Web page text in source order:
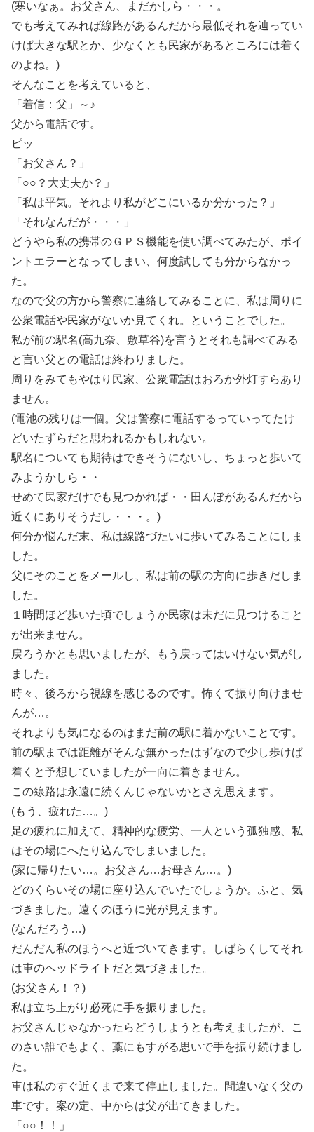
(寒いなぁ。お父さん、まだかしら・・・。
でも考えてみれば線路があるんだから最低それを辿ってい
けば大きな駅とか、少なくとも民家があるところには着く
のよね。)
そんなことを考えていると、
「着信：父」～♪
父から電話です。
ピッ
「お父さん？」
「○○？大丈夫か？」
「私は平気。それより私がどこにいるか分かった？」
「それなんだが・・・」
どうやら私の携帯のＧＰＳ機能を使い調べてみたが、ポイ
ントエラーとなってしまい、何度試しても分からなかっ
た。
なので父の方から警察に連絡してみることに、私は周りに
公衆電話や民家がないか見てくれ。ということでした。
私が前の駅名(高九奈、敷草谷)を言うとそれも調べてみる
と言い父との電話は終わりました。
周りをみてもやはり民家、公衆電話はおろか外灯すらあり
ません。
(電池の残りは一個。父は警察に電話するっていってたけ
どいたずらだと思われるかもしれない。
駅名についても期待はできそうにないし、ちょっと歩いて
みようかしら・・
せめて民家だけでも見つかれば・・田んぼがあるんだから
近くにありそうだし・・・。)
何分か悩んだ末、私は線路づたいに歩いてみることにしま
した。
父にそのことをメールし、私は前の駅の方向に歩きだしま
した。
１時間ほど歩いた頃でしょうか民家は未だに見つけること
が出来ません。
戻ろうかとも思いましたが、もう戻ってはいけない気がし
ました。
時々、後ろから視線を感じるのです。怖くて振り向けませ
んが…。
それよりも気になるのはまだ前の駅に着かないことです。
前の駅までは距離がそんな無かったはずなので少し歩けば
着くと予想していましたが一向に着きません。
この線路は永遠に続くんじゃないかとさえ思えます。
(もう、疲れた…。)
足の疲れに加えて、精神的な疲労、一人という孤独感、私
はその場にへたり込んでしまいました。
(家に帰りたい…。お父さん…お母さん…。)
どのくらいその場に座り込んでいたでしょうか。ふと、気
づきました。遠くのほうに光が見えます。
(なんだろう…)
だんだん私のほうへと近づいてきます。しばらくしてそれ
は車のヘッドライトだと気づきました。
(お父さん！？)
私は立ち上がり必死に手を振りました。
お父さんじゃなかったらどうしようとも考えましたが、こ
のさい誰でもよく、藁にもすがる思いで手を振り続けまし
た。
車は私のすぐ近くまで来て停止しました。間違いなく父の
車です。案の定、中からは父が出てきました。
「○○！！」